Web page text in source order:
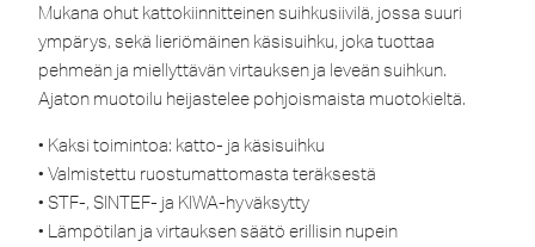
Mukana ohut kattokiinnitteinen suihkusiivilä, jossa suuri
ympärys, sekä lieriömäinen käsisuihku, joka tuottaa
pehmeän ja miellyttävän virtauksen ja leveän suihkun.
Ajaton muotoilu heijastelee pohjoismaista muotokieltä.
• Kaksi toimintoa: katto- ja käsisuihku
• Valmistettu ruostumattomasta teräksestä
• STF-, SINTEF- ja KIWA-hyväksytty
• Lämpötilan ja virtauksen säätö erillisin nupein